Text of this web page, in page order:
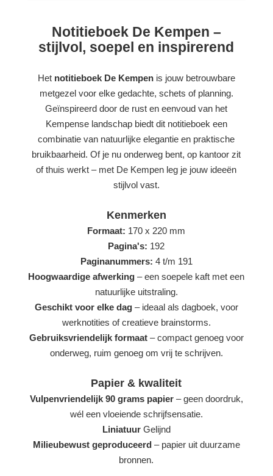
Notitieboek De Kempen –
stijlvol, soepel en inspirerend
Het notitieboek De Kempenis jouw betrouwbare
metgezel voor elke gedachte, schets of planning.
Geïnspireerd door de rust en eenvoud van het
Kempense landschap biedt dit notitieboek een
combinatie van natuurlijke elegantie en praktische
bruikbaarheid. Of je nu onderweg bent, op kantoor zit
of thuis werkt – met De Kempen leg je jouw ideeën
stijlvol vast.
Kenmerken
Formaat: 170 x 220 mm
Pagina's: 192
Paginanummers: 4 t/m 191
Hoogwaardige afwerking – een soepele kaft met een
natuurlijke uitstraling.
Geschikt voor elke dag– ideaal als dagboek, voor
werknotities of creatieve brainstorms.
Gebruiksvriendelijk formaat– compact genoeg voor
onderweg, ruim genoeg om vrij te schrijven.
Papier & kwaliteit
Vulpenvriendelijk 90 grams papier– geen doordruk,
wél een vloeiende schrijfsensatie.
LiniatuurGelijnd
Milieubewust geproduceerd– papier uit duurzame
bronnen.